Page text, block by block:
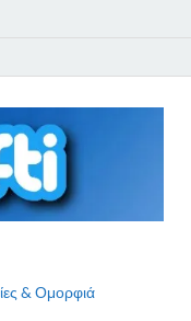
& Ομορφιά